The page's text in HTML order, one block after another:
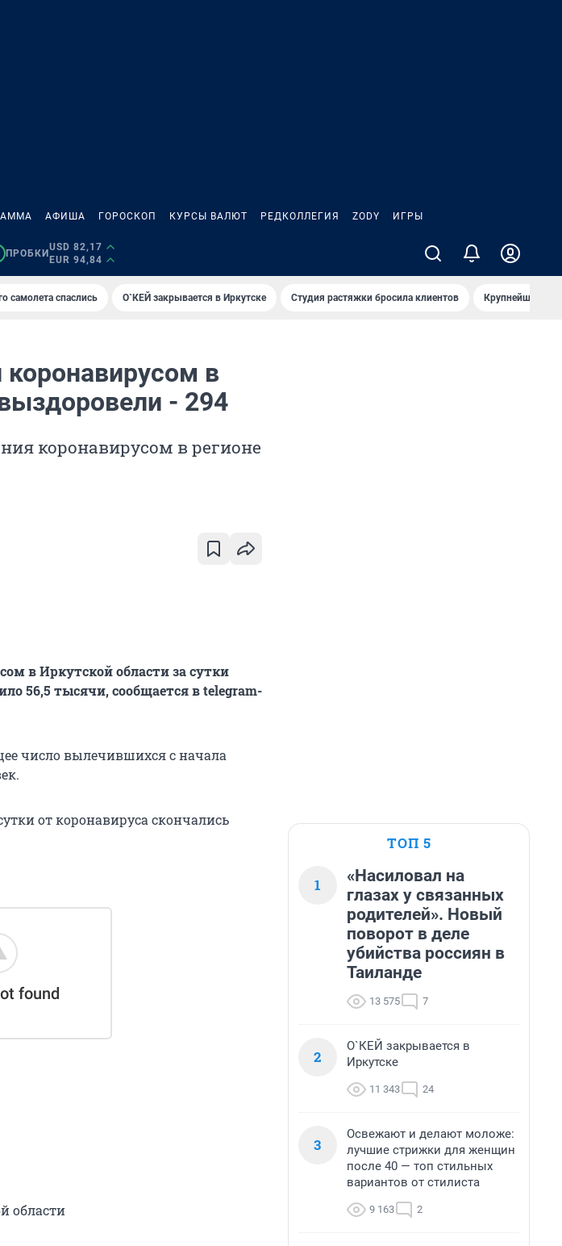
АФИША ГОРОСКОП КУРСЫ ВАЛЮТ РЕДКОЛЛЕГИЯ ZODY ИГРЫ
ПРОБКИ
USD 82,17
EUR 94,84
самолета спаслись О`КЕЙ закрывается в Иркутске Студия растяжки бросила клиентов Крупнейшие
коронавирусом в
- 294
коронавирусом в регионе
в Иркутской области за сутки
56,5 тысячи, сообщается в telegram-
число вылечившихся с начала
от коронавируса скончались
области
ТОП 5
1
«Насиловал на
глазах у связанных
родителей». Новый
поворот в деле
убийства россиян в
Таиланде
13 575 7
2
О`КЕЙ закрывается в
Иркутске
11 343 24
3
Освежают и делают моложе:
лучшие стрижки для женщин
после 40 — топ стильных
вариантов от стилиста
9 163 2